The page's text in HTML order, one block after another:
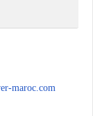
maroc.com